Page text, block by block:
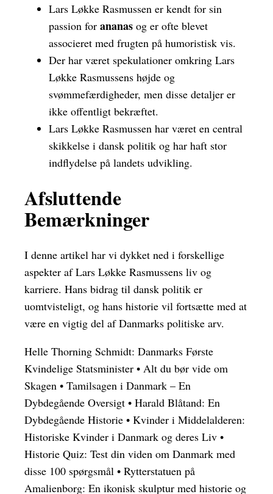
Lars Løkke Rasmussen er kendt for sin
passion for ananas og er ofte blevet
associeret med frugten på humoristisk vis.
Der har været spekulationer omkring Lars
Løkke Rasmussens højde og
svømmefærdigheder, men disse detaljer er
ikke offentligt bekræftet.
Lars Løkke Rasmussen har været en central
skikkelse i dansk politik og har haft stor
indflydelse på landets udvikling.
Afsluttende
Bemærkninger
I denne artikel har vi dykket ned i forskellige
aspekter af Lars Løkke Rasmussens liv og
karriere. Hans bidrag til dansk politik er
uomtvisteligt, og hans historie vil fortsætte med at
være en vigtig del af Danmarks politiske arv.
Helle Thorning Schmidt: Danmarks Første
Kvindelige Statsminister • Alt du bør vide om
Skagen • Tamilsagen i Danmark – En
Dybdegående Oversigt • Harald Blåtand: En
Dybdegående Historie • Kvinder i Middelalderen:
Historiske Kvinder i Danmark og deres Liv •
Historie Quiz: Test din viden om Danmark med
disse 100 spørgsmål • Rytterstatuen på
Amalienborg: En ikonisk skulptur med historie og